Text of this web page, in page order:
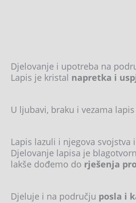
Djelovanje i upotreba na
Lapis je kristal napretka i
U ljubavi, braku i vezama lapis
Lapis lazuli i njegova svojstva
Djelovanje lapisa je
lakše dođemo do rješenja
Djeluje i na području posla i